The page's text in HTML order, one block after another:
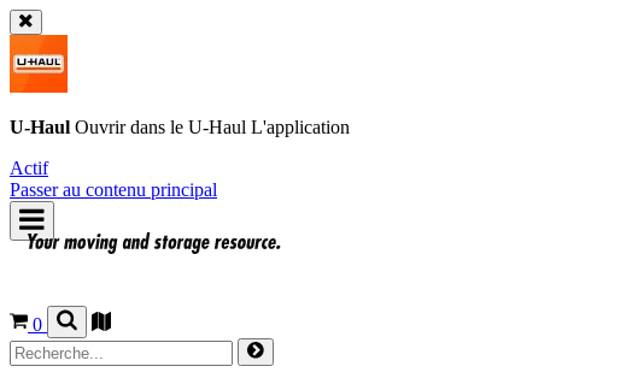
U-Haul Ouvrir dans le U-Haul L'application
Actif
Passer au contenu principal
0